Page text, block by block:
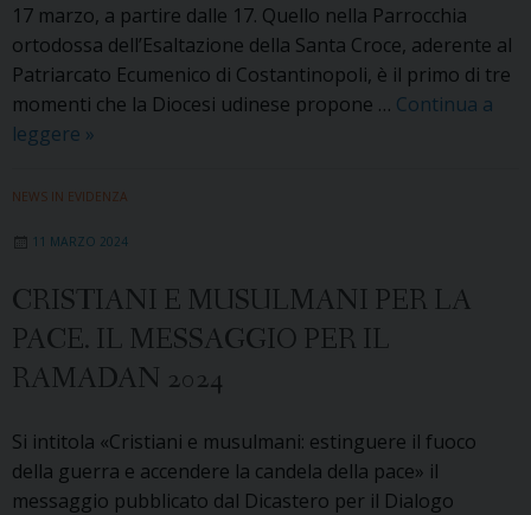
17 marzo, a partire dalle 17. Quello nella Parrocchia
ortodossa dell’Esaltazione della Santa Croce, aderente al
Patriarcato Ecumenico di Costantinopoli, è il primo di tre
momenti che la Diocesi udinese propone … Continua a
leggere Conoscere
fede
ortodossa.
17
marzo
incontro
Udine
»
NEWS IN EVIDENZA
11 MARZO 2024
CRISTIANI E MUSULMANI PER LA
PACE. IL MESSAGGIO PER IL
RAMADAN 2024
Si intitola «Cristiani e musulmani: estinguere il fuoco
della guerra e accendere la candela della pace» il
messaggio pubblicato dal Dicastero per il Dialogo